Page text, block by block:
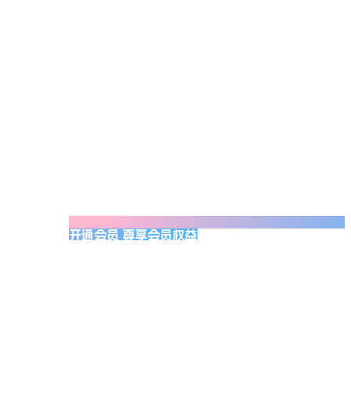
开通会员 尊享会员权益